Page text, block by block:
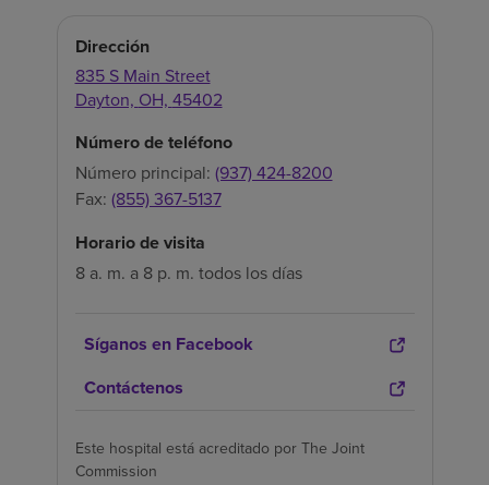
Dirección
835 S Main Street
Dayton, OH, 45402
Número de teléfono
Número principal: (937) 424-8200
Fax: (855) 367-5137
Horario de visita
8 a. m. a 8 p. m. todos los días
Síganos en Facebook
Contáctenos
Este hospital está acreditado por The Joint
Commission